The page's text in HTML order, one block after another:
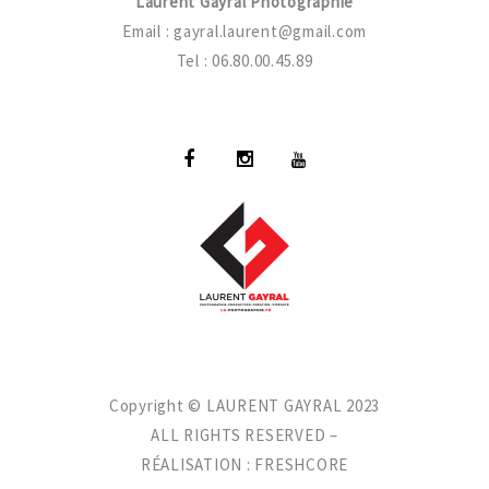
Email : gayral.laurent@gmail.com
Tel : 06.80.00.45.89
Copyright © LAURENT GAYRAL 2023
ALL RIGHTS RESERVED –
RÉALISATION : FRESHCORE